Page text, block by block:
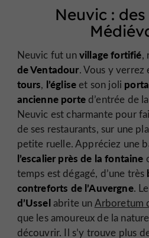
Neuvic :
Neuvic fut unvillage fortifié,
de Ventadour. Vous y verrez
tours, l’égliseet son joli
ancienne ported’entrée de
Neuvic est charmante pour
de ses restaurants, sur une
petite ruelle. Appréciez une
l’escalier près de la fontaine
temps est dégagé, d’une très
contreforts de l’Auvergne. Le
d’Usselabrite unArboretum
que les amoureux de la
découvrir. Il s’y trouve plus